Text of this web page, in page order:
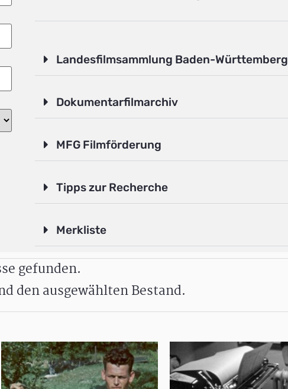
Landesfilmsammlung Baden-Württemberg
Dokumentarfilmarchiv
MFG Filmförderung
Tipps zur Recherche
Merkliste
gefunden.
den ausgewählten Bestand.